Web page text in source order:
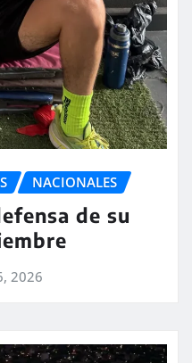
NACIONALES
de su
2026